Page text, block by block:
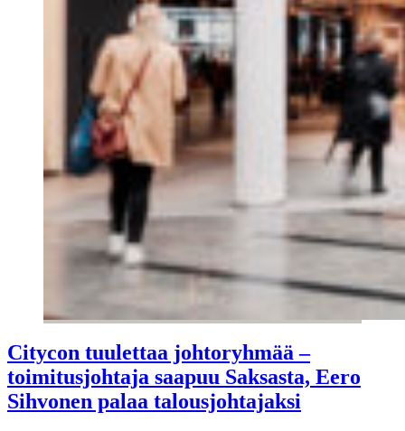
Citycon tuulettaa johtoryhmää –
toimitusjohtaja saapuu Saksasta, Eero
Sihvonen palaa talousjohtajaksi